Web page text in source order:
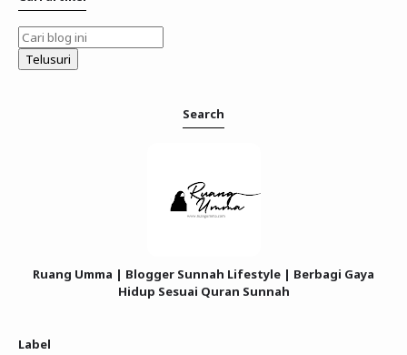
Search
Ruang Umma | Blogger Sunnah Lifestyle | Berbagi Gaya
Hidup Sesuai Quran Sunnah
Label